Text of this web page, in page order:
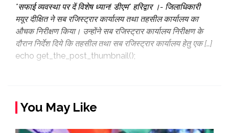
*सफाई व्यवस्था पर दें विशेष ध्यान! डीएम* हरिद्वार ।- जिलाधिकारी
मयूर दीक्षित ने सब रजिस्ट्रार कार्यालय तथा तहसील कार्यालय का
औचक निरीक्षण किया। उन्होंने सब रजिस्ट्रार कार्यालय निरीक्षण के
दौरान निर्देश दिये कि तहसील तथा सब रजिस्ट्रार कार्यालय हेतु एक […]
echo get_the_post_thumbnail();
You May Like